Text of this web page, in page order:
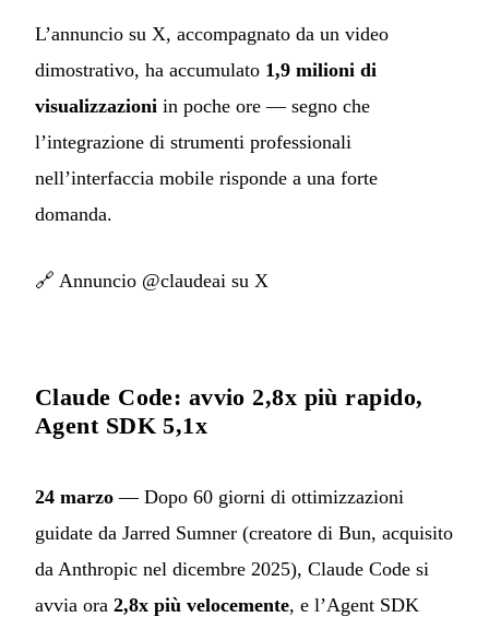
L’annuncio su X, accompagnato da un video
dimostrativo, ha accumulato 1,9 milioni di
visualizzazioni in poche ore — segno che
l’integrazione di strumenti professionali
nell’interfaccia mobile risponde a una forte
domanda.
🔗 Annuncio @claudeai su X
Claude Code: avvio 2,8x più rapido,
Agent SDK 5,1x
24 marzo — Dopo 60 giorni di ottimizzazioni
guidate da Jarred Sumner (creatore di Bun, acquisito
da Anthropic nel dicembre 2025), Claude Code si
avvia ora 2,8x più velocemente, e l’Agent SDK